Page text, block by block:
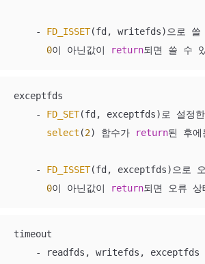
    -
FD_ISSET(fd, writefds)으로 쓸
0이 아닌값이 return되면 쓸 수
exceptfds
    -
FD_SET(fd, exceptfds)로 설정한
select (2) 함수가 return된 후
    -
FD_ISSET(fd, exceptfds)으로 오
0이 아닌값이 return되면 오류
timeout
- readfds, writefds, exceptfds